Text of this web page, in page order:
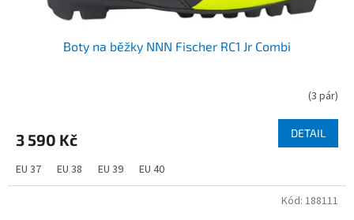
Boty na běžky NNN Fischer RC1 Jr Combi
(3 pár)
3 590 Kč DETAIL
EU 37 EU 38 EU 39 EU 40
Kód: 188111